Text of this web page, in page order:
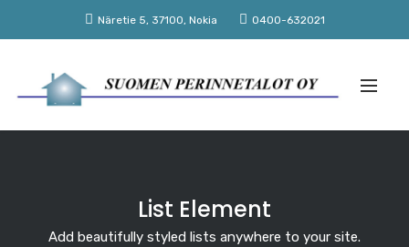
Näretie 5, 37100, Nokia 0400-632021
List Element
Add beautifully styled lists anywhere to your site.